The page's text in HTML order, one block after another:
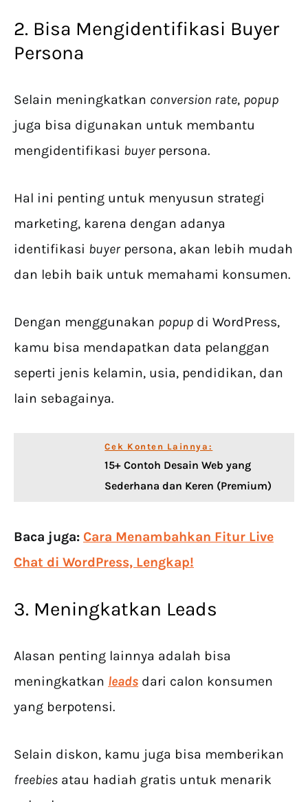
2. Bisa Mengidentifikasi Buyer
Persona
Selain meningkatkan conversion rate, popup
juga bisa digunakan untuk membantu
mengidentifikasi buyer persona.
Hal ini penting untuk menyusun strategi
marketing, karena dengan adanya
identifikasi buyer persona, akan lebih mudah
dan lebih baik untuk memahami konsumen.
Dengan menggunakan popup di WordPress,
kamu bisa mendapatkan data pelanggan
seperti jenis kelamin, usia, pendidikan, dan
lain sebagainya.
Cek Konten Lainnya:
15+ Contoh Desain Web yang
Sederhana dan Keren (Premium)
Baca juga: Cara Menambahkan Fitur Live
Chat di WordPress, Lengkap!
3. Meningkatkan Leads
Alasan penting lainnya adalah bisa
meningkatkan leads dari calon konsumen
yang berpotensi.
Selain diskon, kamu juga bisa memberikan
freebies atau hadiah gratis untuk menarik